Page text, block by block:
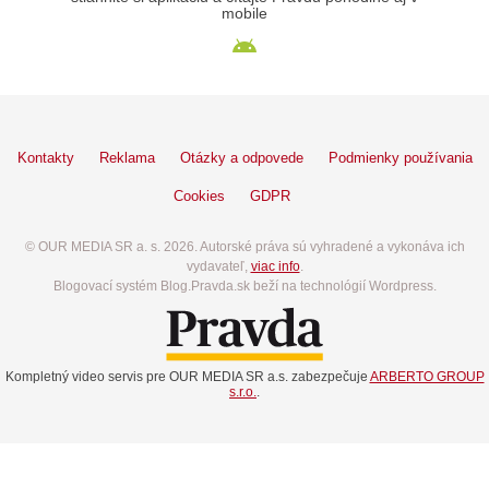
mobile
Kontakty Reklama Otázky a odpovede Podmienky používania
Cookies GDPR
© OUR MEDIA SR a. s. 2026. Autorské práva sú vyhradené a vykonáva ich
vydavateľ, viac info.
Blogovací systém Blog.Pravda.sk beží na technológií Wordpress.
Kompletný video servis pre OUR MEDIA SR a.s. zabezpečuje ARBERTO GROUP
s.r.o.